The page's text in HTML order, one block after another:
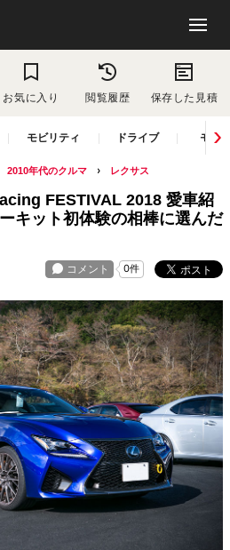
お気に入り 閲覧履歴 保存した見積
モビリティ ドライブ モー
2010年代のクルマ レクサス
FESTIVAL 2018 愛車紹
キット初体験の相棒に選んだ